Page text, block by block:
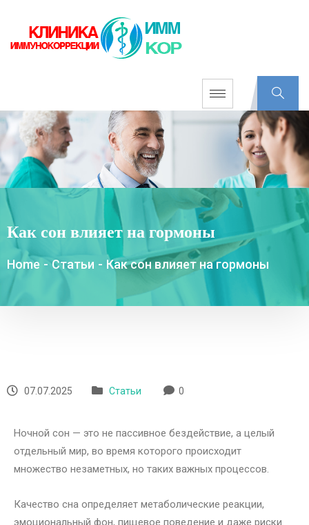
Как сон влияет на гормоны
Home - Статьи - Как сон влияет на гормоны
07.07.2025 Статьи 0
Ночной сон — это не пассивное бездействие, а целый
отдельный мир, во время которого происходит
множество незаметных, но таких важных процессов.
Качество сна определяет метаболические реакции,
эмоциональный фон, пищевое поведение и даже риски